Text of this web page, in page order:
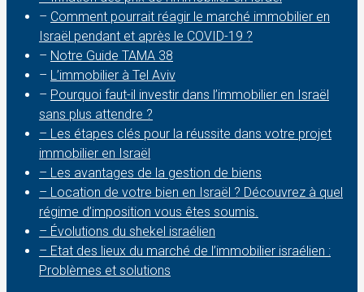
– Comment pourrait réagir le marché immobilier en
Israël pendant et après le COVID-19 ?
– Notre Guide TAMA 38
– L’immobilier à Tel Aviv
– Pourquoi faut-il investir dans l’immobilier en Israël
sans plus attendre ?
– Les étapes clés pour la réussite dans votre projet
immobilier en Israël
– Les avantages de la gestion de biens
– Location de votre bien en Israël ? Découvrez à quel
régime d’imposition vous êtes soumis.
– Évolutions du shekel israélien
– Etat des lieux du marché de l’immobilier israélien :
Problèmes et solutions